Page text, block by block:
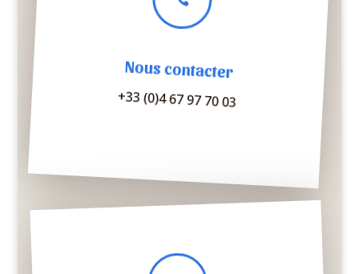
Nous contacter
+33 (0)4 67 97 70 03